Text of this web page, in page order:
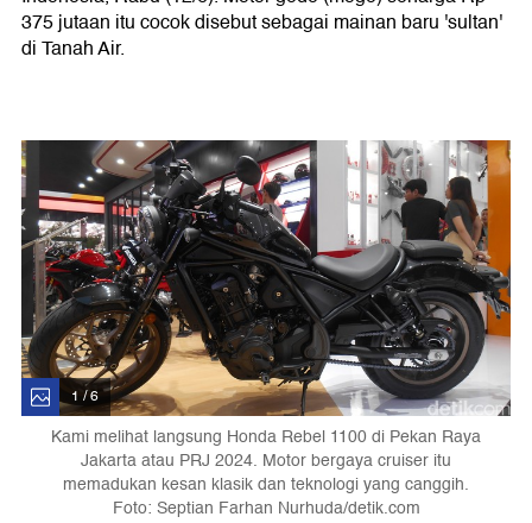
375 jutaan itu cocok disebut sebagai mainan baru 'sultan'
di Tanah Air.
1 / 6
Kami melihat langsung Honda Rebel 1100 di Pekan Raya
Jakarta atau PRJ 2024. Motor bergaya cruiser itu
memadukan kesan klasik dan teknologi yang canggih.
Foto: Septian Farhan Nurhuda/detik.com